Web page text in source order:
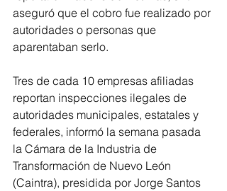
aseguró que el cobro fue realizado por
autoridades o personas que
aparentaban serlo.
Tres de cada 10 empresas afiliadas
reportan inspecciones ilegales de
autoridades municipales, estatales y
federales, informó la semana pasada
la Cámara de la Industria de
Transformación de Nuevo León
(Caintra), presidida por Jorge Santos